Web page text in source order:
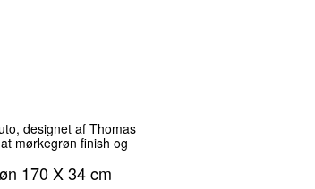
designet af Thomas
mørkegrøn finish og